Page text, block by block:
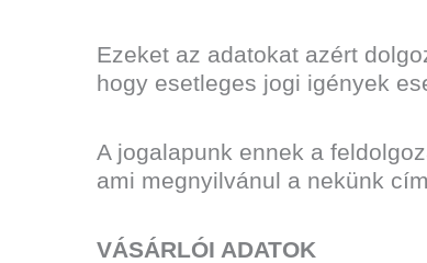
Ezeket az adatokat azért
hogy esetleges jogi igények
A jogalapunk ennek a
ami megnyilvánul a nekünk
VÁSÁRLÓI ADATOK